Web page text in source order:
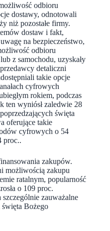
odbioru
dostawy, odnotowali
niż pozostałe firmy.
dostaw i fakt,
na bezpieczeństwo,
odbioru
z samochodu, uzyskały
detaliczni
takie opcje
cyfrowych
rokiem, podczas
ten wyniósł zaledwie 28
święta
oferujące takie
cyfrowych o 54
proc..
zakupów.
możliwością zakupu
ratalnym, popularność
o 109 proc.
zauważalne
Bożego